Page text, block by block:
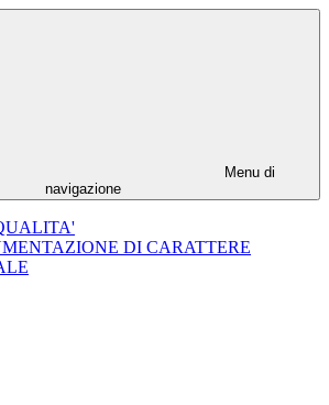
Menu di
navigazione
DI CARATTERE